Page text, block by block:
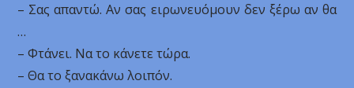
– Σας απαντώ. Αν σας ειρωνευόμουν δεν ξέρω αν θα
…
– Φτάνει. Να το κάνετε τώρα.
– Θα το ξανακάνω λοιπόν.